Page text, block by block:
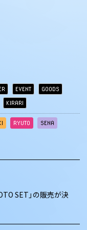
EVENT
GOODS
KIRARI
RYUTO
SENA
SET」の販売が決